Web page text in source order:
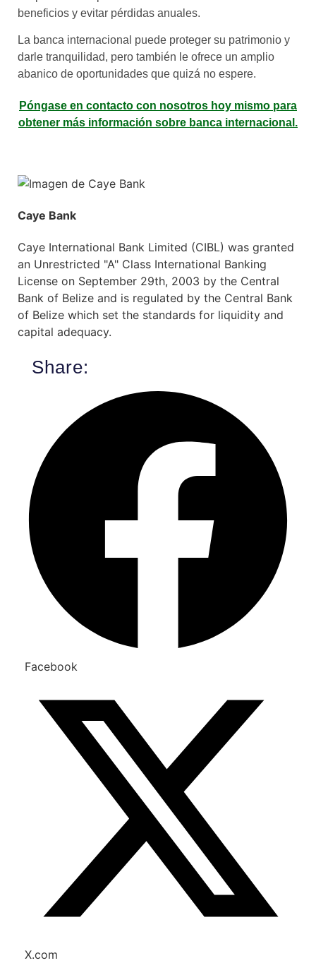
beneficios y evitar pérdidas anuales.
La banca internacional puede proteger su patrimonio y
darle tranquilidad, pero también le ofrece un amplio
abanico de oportunidades que quizá no espere.
Póngase en contacto con nosotros hoy mismo para
obtener más información sobre banca internacional.
Caye Bank
Caye International Bank Limited (CIBL) was granted
an Unrestricted "A" Class International Banking
License on September 29th, 2003 by the Central
Bank of Belize and is regulated by the Central Bank
of Belize which set the standards for liquidity and
capital adequacy.
Share:
Facebook
X.com